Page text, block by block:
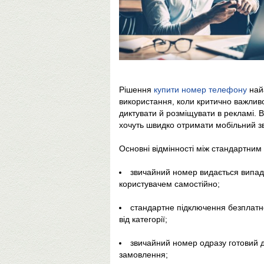
Рішення купити номер телефону
використання, коли критично
диктувати й розміщувати в
хочуть швидко отримати мобільний
Основні відмінності між
звичайний номер видається
користувачем самостійно;
стандартне підключення
від категорії;
звичайний номер одразу готовий
замовлення;